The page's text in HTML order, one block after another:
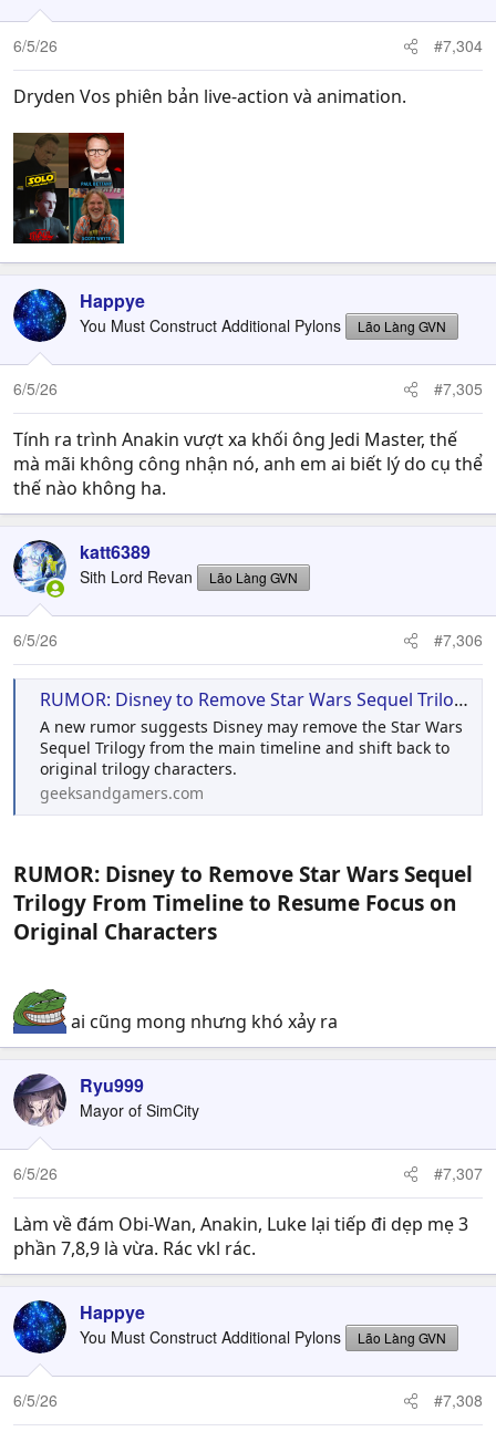
6/5/26 #7,304
Dryden Vos phiên bản live-action và animation.
Happye
You Must Construct Additional Pylons Lão Làng GVN
6/5/26 #7,305
Tính ra trình Anakin vượt xa khối ông Jedi Master, thế
mà mãi không công nhận nó, anh em ai biết lý do cụ thể
thế nào không ha.
katt6389
Sith Lord Revan Lão Làng GVN
6/5/26 #7,306
RUMOR: Disney to Remove Star Wars Sequel Trilogy From Timeline to Resume Focus on Original Characters - Geeks + Gamers
A new rumor suggests Disney may remove the Star Wars
Sequel Trilogy from the main timeline and shift back to
original trilogy characters.
geeksandgamers.com
RUMOR: Disney to Remove Star Wars Sequel
Trilogy From Timeline to Resume Focus on
Original Characters​
ai cũng mong nhưng khó xảy ra
Ryu999
Mayor of SimCity
6/5/26 #7,307
Làm về đám Obi-Wan, Anakin, Luke lại tiếp đi dẹp mẹ 3
phần 7,8,9 là vừa. Rác vkl rác.
Happye
You Must Construct Additional Pylons Lão Làng GVN
6/5/26 #7,308